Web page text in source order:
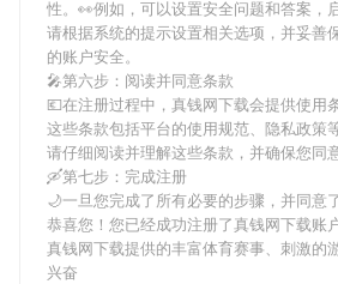
性。👀例如，可以设置安全问题和答案，
请根据系统的提示设置相关选项，并妥善
的账户安全。
🎤第六步：阅读并同意条款
💶在注册过程中， 真钱网下载会提供使用
这些条款包括平台的使用规范、隐私政策
请仔细阅读并理解这些条款，并确保您同
🛶第七步：完成注册
🌙一旦您完成了所有必要的步骤，并同意
恭喜您！您已经成功注册了真钱网下载账
真钱网下载提供的丰富体育赛事、刺激的
兴奋